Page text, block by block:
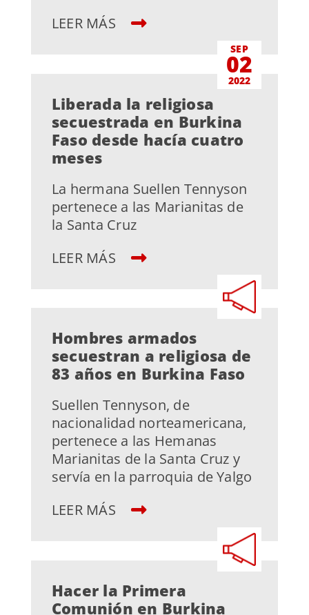
LEER MÁS
SEP
02
2022
Liberada la religiosa
secuestrada en Burkina
Faso desde hacía cuatro
meses
La hermana Suellen Tennyson
pertenece a las Marianitas de
la Santa Cruz
LEER MÁS
Hombres armados
secuestran a religiosa de
83 años en Burkina Faso
Suellen Tennyson, de
nacionalidad norteamericana,
pertenece a las Hemanas
Marianitas de la Santa Cruz y
servía en la parroquia de Yalgo
LEER MÁS
Hacer la Primera
Comunión en Burkina